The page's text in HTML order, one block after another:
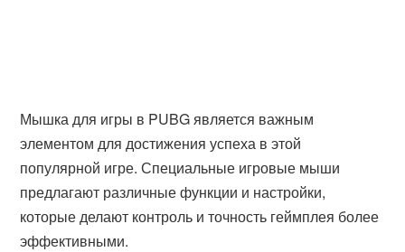
Мышка для игры в PUBG является важным
элементом для достижения успеха в этой
популярной игре. Специальные игровые мыши
предлагают различные функции и настройки,
которые делают контроль и точность геймплея более
эффективными.